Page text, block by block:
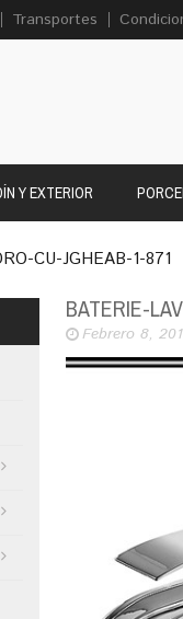
Transportes
Y EXTERIOR
CU-JGHEAB-1-871
BATERIE-
Febrero 8,